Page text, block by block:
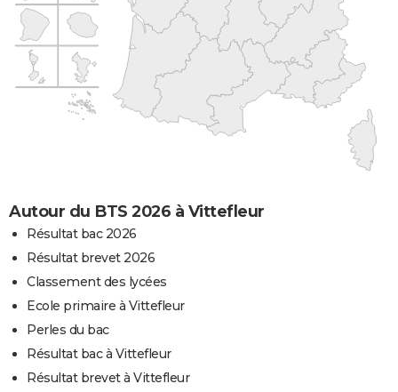
Autour du BTS 2026 à Vittefleur
Résultat bac 2026
Résultat brevet 2026
Classement des lycées
Ecole primaire à Vittefleur
Perles du bac
Résultat bac à Vittefleur
Résultat brevet à Vittefleur